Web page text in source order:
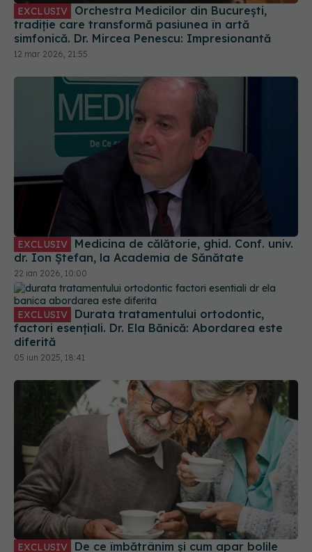
tradiție care transformă pasiunea în artă
simfonică. Dr. Mircea Penescu: Impresionantă
12 mar 2026, 21:55
EXCLUSIV
dr. Ion Ștefan, la Academia de Sănătate
22 ian 2026, 10:00
EXCLUSIV Durata tratamentului ortodontic,
factori esențiali. Dr. Ela Bănică: Abordarea este
diferită
05 iun 2025, 18:41
EXCLUSIV
bătrâneții? Prof. dr. Gabriel Prada, explicații